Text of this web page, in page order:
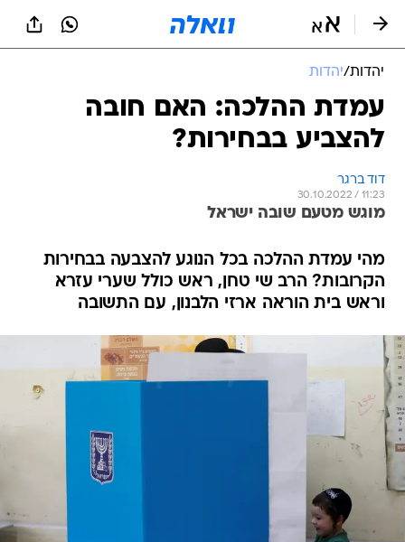
יהדות/יהדות
עמדת ההלכה: האם חובה
להצביע בבחירות?
דוד ברגר
30.10.2022 / 11:23
מוגש מטעם שובה ישראל
מהי עמדת ההלכה בכל הנוגע להצבעה בבחירות
הקרובות? הרב שי טחן, ראש כולל שערי עזרא
וראש בית הוראה ארזי הלבנון, עם התשובה